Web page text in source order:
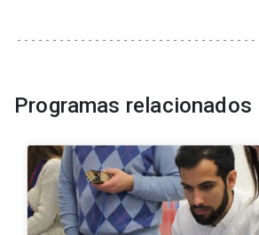
Programas relacionados